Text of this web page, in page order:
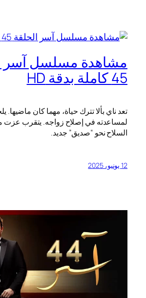
مشاهدة مسلسل آسر
45 كاملة بدقة HD
تعد ناي بألا تترك حياة، مهما كان ماضيها.
لمساعدته في إصلاح زواجه. يتقرب عزت
السلاح نحو “صديق” جديد.
12 يونيو، 2025